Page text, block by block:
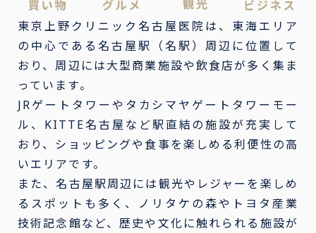
東京上野クリニック名古屋医院は、東海エリア
の中心である名古屋駅（名駅）周辺に位置して
おり、周辺には大型商業施設や飲食店が多く集ま
っています。
JRゲートタワーやタカシマヤゲートタワーモー
ル、KITTE名古屋など駅直結の施設が充実して
おり、ショッピングや食事を楽しめる利便性の高
いエリアです。
また、名古屋駅周辺には観光やレジャーを楽しめ
るスポットも多く、ノリタケの森やトヨタ産業
技術記念館など、歴史や文化に触れられる施設が